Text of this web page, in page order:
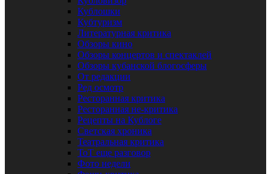
Кублошки
Кубтуризм
Литературная критика
Обзоры кино
Обзоры концертов и спектаклей
Обзоры кубанской блогосферы
От редакции
Ред осмотр
Ресторанная критика
Ресторанная не-критика
Рецепты на Кублоге
Светская хроника
Театральная критика
ТоТ еще разговор
Фото недели